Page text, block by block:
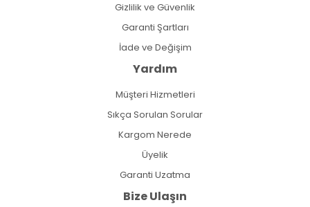
Gizlilik ve Güvenlik
Garanti Şartları
İade ve Değişim
Yardım
Müşteri Hizmetleri
Sıkça Sorulan Sorular
Kargom Nerede
Üyelik
Garanti Uzatma
Bize Ulaşın